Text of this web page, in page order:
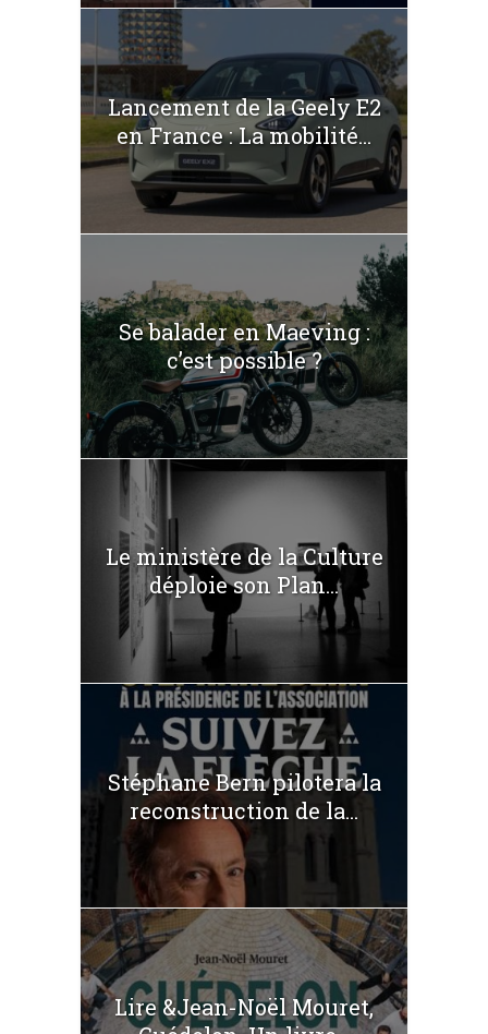
Lancement de la Geely E2
en France : La mobilité...
Se balader en Maeving :
c’est possible ?
Le ministère de la Culture
déploie son Plan...
Stéphane Bern pilotera la
reconstruction de la...
Lire &Jean-Noël Mouret,